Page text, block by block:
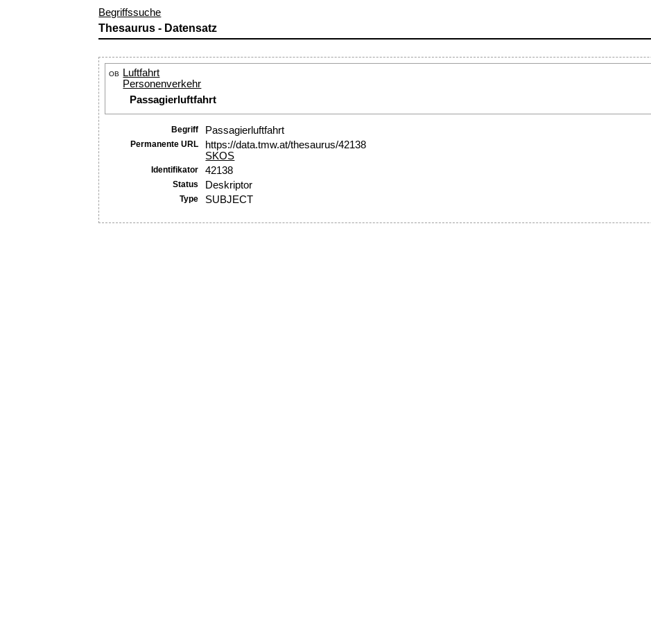
Begriffssuche
Thesaurus - Datensatz
OB
Luftfahrt
Personenverkehr
Passagierluftfahrt
Begriff Passagierluftfahrt
Permanente URL
https://data.tmw.at/thesaurus/42138
SKOS
Identifikator 42138
Status Deskriptor
Type SUBJECT